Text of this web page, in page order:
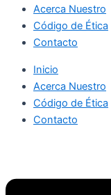
Acerca Nuestro
Código de Ética
Contacto
Inicio
Acerca Nuestro
Código de Ética
Contacto